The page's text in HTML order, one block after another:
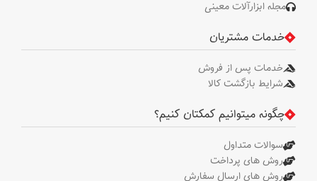
مجله ابزارآلات معینی
خدمات مشتریان
خدمات پس از فروش
شرایط بازگشت کالا
چگونه میتوانیم کمکتان کنیم؟
سوالات متداول
روش های پرداخت
روش های ارسال سفارش